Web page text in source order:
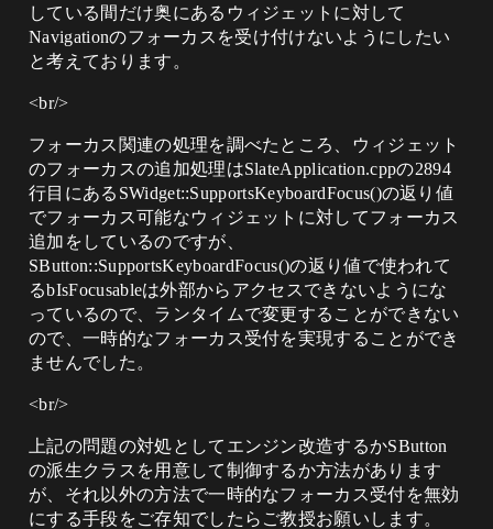
している間だけ奥にあるウィジェットに対して
Navigationのフォーカスを受け付けないようにしたい
と考えております。
<br/>
フォーカス関連の処理を調べたところ、ウィジェット
のフォーカスの追加処理はSlateApplication.cppの2894
行目にあるSWidget::SupportsKeyboardFocus()の返り値
でフォーカス可能なウィジェットに対してフォーカス
追加をしているのですが、
SButton::SupportsKeyboardFocus()の返り値で使われて
るbIsFocusableは外部からアクセスできないようにな
っているので、ランタイムで変更することができない
ので、一時的なフォーカス受付を実現することができ
ませんでした。
<br/>
上記の問題の対処としてエンジン改造するかSButton
の派生クラスを用意して制御するか方法があります
が、それ以外の方法で一時的なフォーカス受付を無効
にする手段をご存知でしたらご教授お願いします。